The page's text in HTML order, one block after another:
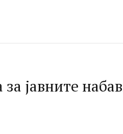
јавните